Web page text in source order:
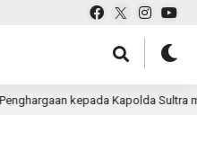
kepada Kapolda Sultra